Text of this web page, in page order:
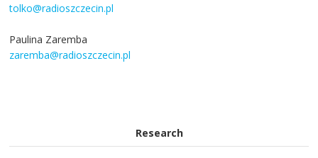
tolko@radioszczecin.pl
Paulina Zaremba
zaremba@radioszczecin.pl
Research